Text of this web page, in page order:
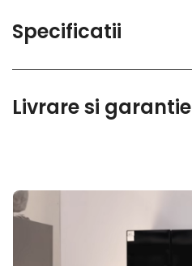
Specificatii
Livrare si garantie